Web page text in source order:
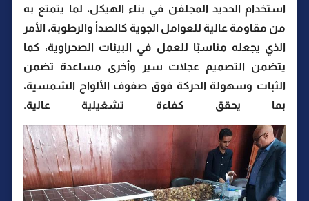
استخدام الحديد المجلفن في بناء الهيكل، لما يتمتع به
من مقاومة عالية للعوامل الجوية كالصدأ والرطوبة، الأمر
الذي يجعله مناسبًا للعمل في البيئات الصحراوية، كما
يتضمن التصميم عجلات سير وأخرى مساعدة تضمن
الثبات وسهولة الحركة فوق صفوف الألواح الشمسية،
بما يحقق كفاءة تشغيلية عالية.